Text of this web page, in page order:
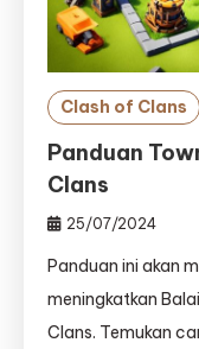
Clash of Clans
Panduan
Clans
25/07/2024
Panduan ini akan
meningkatkan
Clans. Temukan